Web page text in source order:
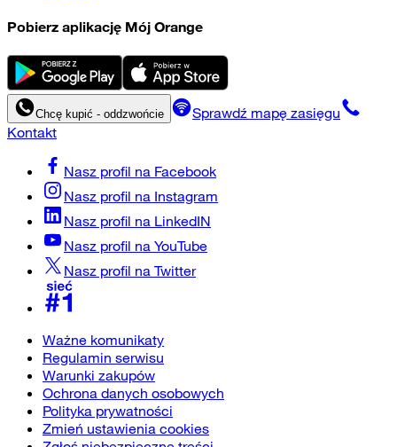
Pobierz aplikację Mój Orange
Chcę kupić - oddzwońcie
Sprawdź mapę zasięgu
Kontakt
Nasz profil na Facebook
Nasz profil na Instagram
Nasz profil na LinkedIN
Nasz profil na YouTube
Nasz profil na Twitter
Ważne komunikaty
Regulamin serwisu
Warunki zakupów
Ochrona danych osobowych
Polityka prywatności
Zmień ustawienia cookies